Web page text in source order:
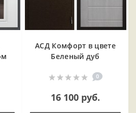
АСД Комфорт в цвете
Беленый дуб
0
16 100 руб.